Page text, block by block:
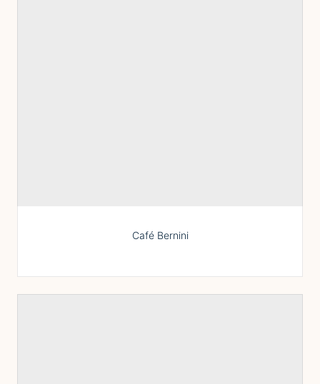
Café Bernini